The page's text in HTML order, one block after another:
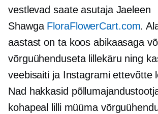
vestlevad saate asutaja Jaeleen
Shawga FloraFlowerCart.com.
aastast on ta koos abikaasaga
võrguühenduseta lillekäru ning
veebisaiti ja Instagrami ettevõtte
Nad hakkasid
kohapeal lilli müüma